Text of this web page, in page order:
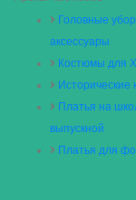
Головные
аксессуары
Костюмы для
Исторические
Платья на
выпускной
Платья для